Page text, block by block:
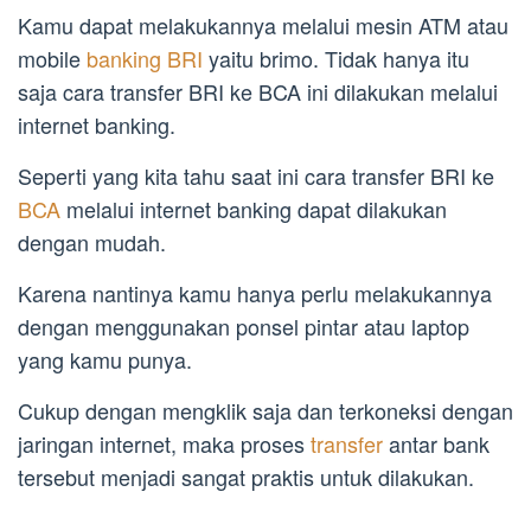
Kamu dapat melakukannya melalui mesin ATM atau
mobile banking BRI yaitu brimo. Tidak hanya itu
saja cara transfer BRI ke BCA ini dilakukan melalui
internet banking.
Seperti yang kita tahu saat ini cara transfer BRI ke
BCA melalui internet banking dapat dilakukan
dengan mudah.
Karena nantinya kamu hanya perlu melakukannya
dengan menggunakan ponsel pintar atau laptop
yang kamu punya.
Cukup dengan mengklik saja dan terkoneksi dengan
jaringan internet, maka prosestransferantar bank
tersebut menjadi sangat praktis untuk dilakukan.